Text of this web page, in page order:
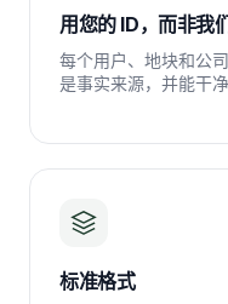
用您的 ID，而非我
每个用户、地块和公
是事实来源，并能干
标准格式